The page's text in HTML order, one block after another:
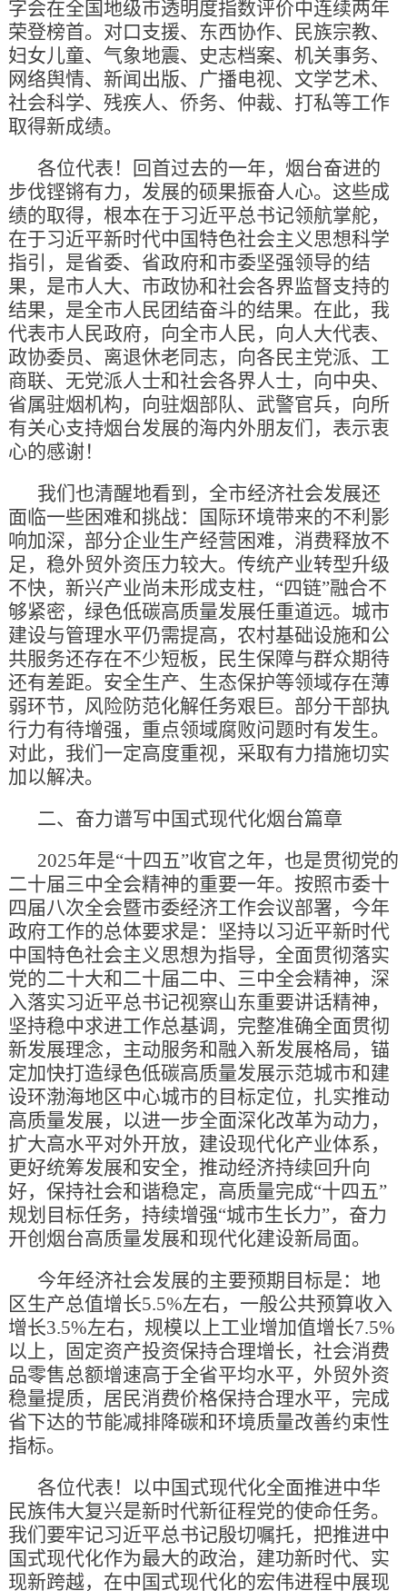
字会在全国地级市透明度指数评价中连续两年
荣登榜首。对口支援、东西协作、民族宗教、
妇女儿童、气象地震、史志档案、机关事务、
网络舆情、新闻出版、广播电视、文学艺术、
社会科学、残疾人、侨务、仲裁、打私等工作
取得新成绩。
各位代表！回首过去的一年，烟台奋进的
步伐铿锵有力，发展的硕果振奋人心。这些成
绩的取得，根本在于习近平总书记领航掌舵，
在于习近平新时代中国特色社会主义思想科学
指引，是省委、省政府和市委坚强领导的结
果，是市人大、市政协和社会各界监督支持的
结果，是全市人民团结奋斗的结果。在此，我
代表市人民政府，向全市人民，向人大代表、
政协委员、离退休老同志，向各民主党派、工
商联、无党派人士和社会各界人士，向中央、
省属驻烟机构，向驻烟部队、武警官兵，向所
有关心支持烟台发展的海内外朋友们，表示衷
心的感谢！
我们也清醒地看到，全市经济社会发展还
面临一些困难和挑战：国际环境带来的不利影
响加深，部分企业生产经营困难，消费释放不
足，稳外贸外资压力较大。传统产业转型升级
不快，新兴产业尚未形成支柱，“四链”融合不
够紧密，绿色低碳高质量发展任重道远。城市
建设与管理水平仍需提高，农村基础设施和公
共服务还存在不少短板，民生保障与群众期待
还有差距。安全生产、生态保护等领域存在薄
弱环节，风险防范化解任务艰巨。部分干部执
行力有待增强，重点领域腐败问题时有发生。
对此，我们一定高度重视，采取有力措施切实
加以解决。
二、奋力谱写中国式现代化烟台篇章
2025年是“十四五”收官之年，也是贯彻党的
二十届三中全会精神的重要一年。按照市委十
四届八次全会暨市委经济工作会议部署，今年
政府工作的总体要求是：坚持以习近平新时代
中国特色社会主义思想为指导，全面贯彻落实
党的二十大和二十届二中、三中全会精神，深
入落实习近平总书记视察山东重要讲话精神，
坚持稳中求进工作总基调，完整准确全面贯彻
新发展理念，主动服务和融入新发展格局，锚
定加快打造绿色低碳高质量发展示范城市和建
设环渤海地区中心城市的目标定位，扎实推动
高质量发展，以进一步全面深化改革为动力，
扩大高水平对外开放，建设现代化产业体系，
更好统筹发展和安全，推动经济持续回升向
好，保持社会和谐稳定，高质量完成“十四五”
规划目标任务，持续增强“城市生长力”，奋力
开创烟台高质量发展和现代化建设新局面。
今年经济社会发展的主要预期目标是：地
区生产总值增长5.5%左右，一般公共预算收入
增长3.5%左右，规模以上工业增加值增长7.5%
以上，固定资产投资保持合理增长，社会消费
品零售总额增速高于全省平均水平，外贸外资
稳量提质，居民消费价格保持合理水平，完成
省下达的节能减排降碳和环境质量改善约束性
指标。
各位代表！以中国式现代化全面推进中华
民族伟大复兴是新时代新征程党的使命任务。
我们要牢记习近平总书记殷切嘱托，把推进中
国式现代化作为最大的政治，建功新时代、实
现新跨越，在中国式现代化的宏伟进程中展现